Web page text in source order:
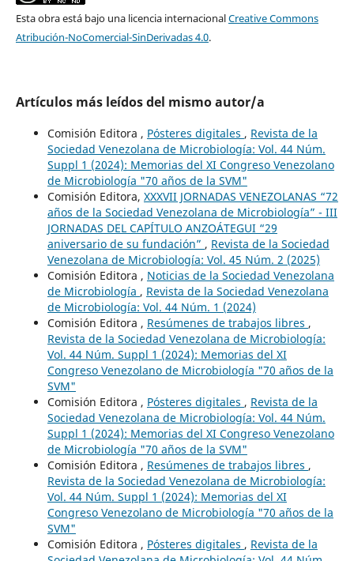
Esta obra está bajo una licencia internacionalCreative Commons
Atribución-NoComercial-SinDerivadas 4.0.
Artículos más leídos del mismo autor/a
Comisión Editora , Pósteres digitales , Revista de la
Sociedad Venezolana de Microbiología: Vol. 44 Núm.
Suppl 1 (2024): Memorias del XI Congreso Venezolano
de Microbiología "70 años de la SVM"
Comisión Editora, XXXVII JORNADAS VENEZOLANAS “72
años de la Sociedad Venezolana de Microbiología” - III
JORNADAS DEL CAPÍTULO ANZOÁTEGUI “29
aniversario de su fundación” , Revista de la Sociedad
Venezolana de Microbiología: Vol. 45 Núm. 2 (2025)
Comisión Editora , Noticias de la Sociedad Venezolana
de Microbiología , Revista de la Sociedad Venezolana
de Microbiología: Vol. 44 Núm. 1 (2024)
Comisión Editora , Resúmenes de trabajos libres ,
Revista de la Sociedad Venezolana de Microbiología:
Vol. 44 Núm. Suppl 1 (2024): Memorias del XI
Congreso Venezolano de Microbiología "70 años de la
SVM"
Comisión Editora , Pósteres digitales , Revista de la
Sociedad Venezolana de Microbiología: Vol. 44 Núm.
Suppl 1 (2024): Memorias del XI Congreso Venezolano
de Microbiología "70 años de la SVM"
Comisión Editora , Resúmenes de trabajos libres ,
Revista de la Sociedad Venezolana de Microbiología:
Vol. 44 Núm. Suppl 1 (2024): Memorias del XI
Congreso Venezolano de Microbiología "70 años de la
SVM"
Comisión Editora , Pósteres digitales , Revista de la